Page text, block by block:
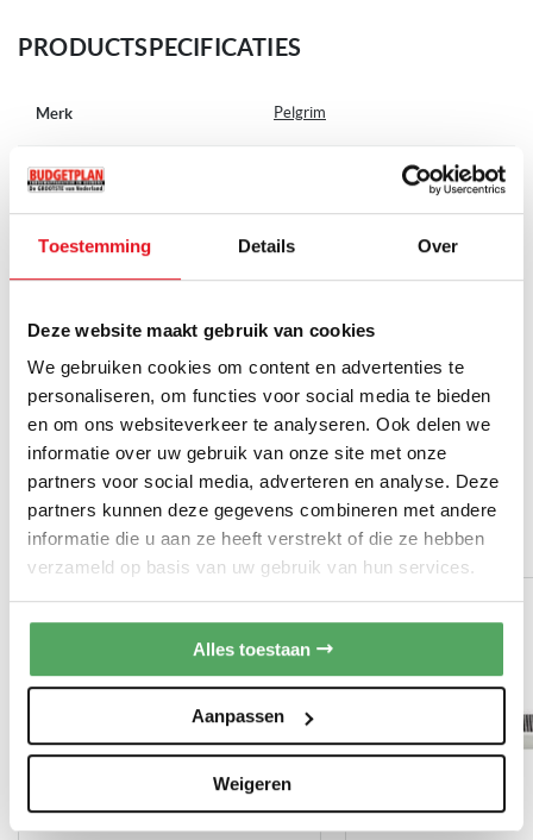
Toestemming Details Over
Deze website maakt gebruik van cookies
We gebruiken cookies om content en advertenties te
personaliseren, om functies voor social media te bieden
en om ons websiteverkeer te analyseren. Ook delen we
informatie over uw gebruik van onze site met onze
partners voor social media, adverteren en analyse. Deze
partners kunnen deze gegevens combineren met andere
informatie die u aan ze heeft verstrekt of die ze hebben
verzameld op basis van uw gebruik van hun services.
Alles toestaan
Aanpassen
Weigeren
m³/h
m³/h
Geleverd incl. 5 jaar Pelgrim garantie (na aanmelding bij Pelgrim)
en Nederlandstalige handleiding, echter excl. recirculatie
materiaal.
De Pelgrim ISWA0961MAT is de opvolger van de Pelgrim
PRODUCTSPECIFICATIES
Merk Pelgrim
Artikelnummer
Categorie Afzuigkappen
Soort Plafondunit
Garantie 5 jaar garantie
Levertijd Op bestelling leverbaar
Acties Jubileum Sale
Unieke eigenschappen
Naloopstand
Energieklasse A+
Bediening Via afstandsbediening
Kleur Zwart mat
Toon alle specificaties
HEEFT U HIER AL AAN GEDACHT?